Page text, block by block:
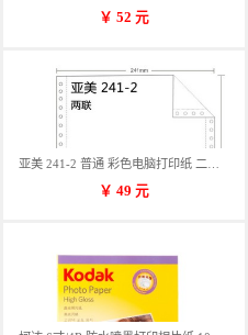
￥ 52元
亚美 241-2 普通 彩色电脑打印纸 二联 900张/箱 蓝包装 三等份
￥ 49元